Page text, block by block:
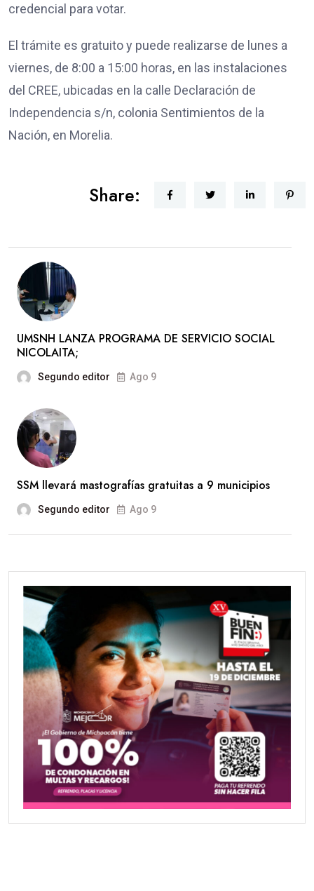
credencial para votar.
El trámite es gratuito y puede realizarse de lunes a
viernes, de 8:00 a 15:00 horas, en las instalaciones
del CREE, ubicadas en la calle Declaración de
Independencia s/n, colonia Sentimientos de la
Nación, en Morelia.
Share:
UMSNH LANZA PROGRAMA DE SERVICIO SOCIAL
NICOLAITA;
Segundo editor Ago 9
SSM llevará mastografías gratuitas a 9 municipios
Segundo editor Ago 9